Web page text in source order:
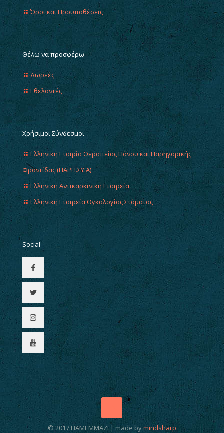
Όροι και Προϋποθέσεις
Θέλω να προσφέρω
Δωρεές
Εθελοντές
Χρήσιμοι Σύνδεσμοι
Ελληνική Εταιρία Θεραπείας Πόνου και Παρηγορικής
Φροντίδας (ΠΑΡΗ.ΣΥ.Α)
Ελληνική Αντικαρκινική Εταιρεία
Ελληνική Εταιρεία Ογκολογίας Στόματος
Social
© 2017 ΠΑΜΕΜΜΑΖΙ | made bymindsharp